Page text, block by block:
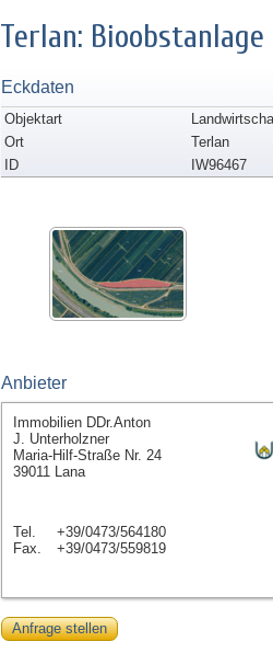
Terlan:
Eckdaten
Objektart
Ort
Terlan
ID
IW96467
Anbieter
Immobilien DDr.Anton
J. Unterholzner
Maria-Hilf-Straße Nr. 24
39011 Lana
Tel.
+39/0473/564180
Fax.
+39/0473/559819
Anfrage stellen